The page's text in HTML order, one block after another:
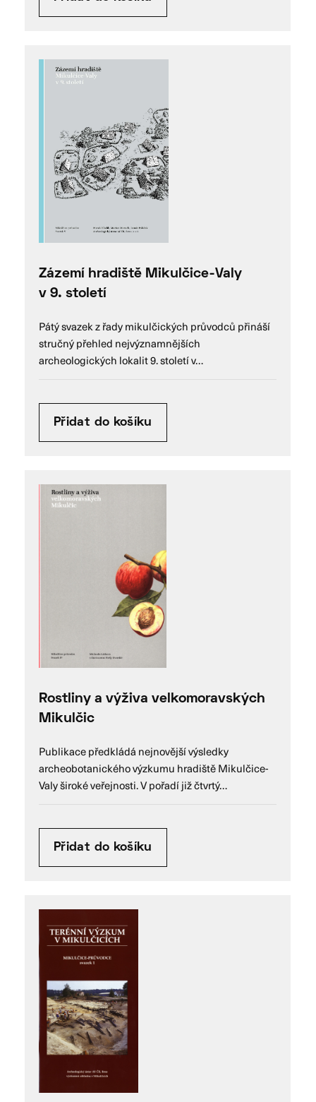
Zázemí hradiště Mikulčice-Valy
v 9. století
Pátý svazek z řady mikulčických průvodců přináší
stručný přehled nejvýznamnějších
archeologických lokalit 9. století v…
Přidat do košíku
Rostliny a výživa velkomoravských
Mikulčic
Publikace předkládá nejnovější výsledky
archeobotanického výzkumu hradiště Mikulčice-
Valy široké veřejnosti. V pořadí již čtvrtý…
Přidat do košíku